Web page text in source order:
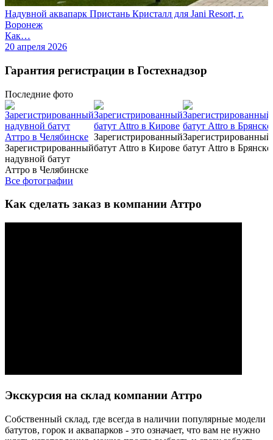
Надувной аквапарк Пристань Кристалл для Jani Resort, г.
Воронеж
Как…
20 апреля 2026
Гарантия регистрации в Гостехнадзор
Последние фото
Зарегистрированный
надувной батут
Аттро в Челябинске
Зарегистрированный
батут Attro в Кирове
Зарегистрированный
батут Attro в Брянске
Все фотографии
Как сделать заказ в компании Аттро
Экскурсия на склад компании Аттро
Cобственный склад, где всегда в наличии популярные модели
батутов, горок и аквапарков - это означает, что вам не нужно